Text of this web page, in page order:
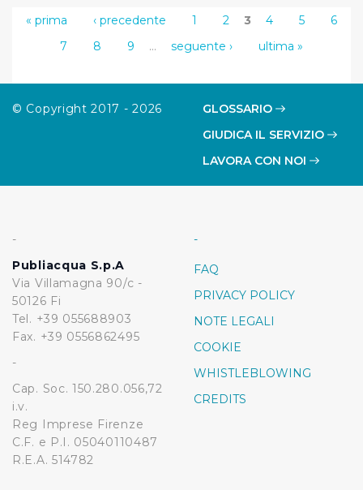
« prima ‹ precedente 1 2 3 4 5
6
7
8 9 … seguente › ultima »
© Copyright 2017 - 2026
GLOSSARIO
GIUDICA IL SERVIZIO
LAVORA CON NOI
-
Publiacqua S.p.A
Via Villamagna 90/c -
50126 Fi
Tel. +39 055688903
Fax. +39 0556862495
-
Cap. Soc. 150.280.056,72
i.v.
Reg Imprese Firenze
C.F. e P.I. 05040110487
R.E.A. 514782
-
FAQ
PRIVACY POLICY
NOTE LEGALI
COOKIE
WHISTLEBLOWING
CREDITS